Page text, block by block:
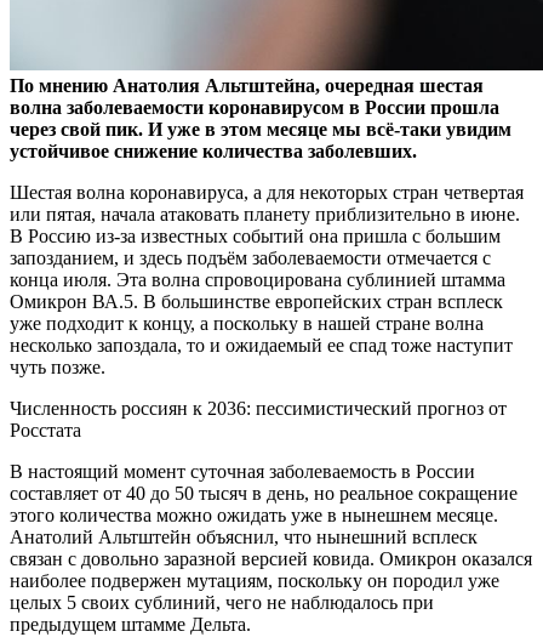
По мнению Анатолия Альтштейна, очередная шестая
волна заболеваемости коронавирусом в России прошла
через свой пик. И уже в этом месяце мы всё-таки увидим
устойчивое снижение количества заболевших.
Шестая волна коронавируса, а для некоторых стран четвертая
или пятая, начала атаковать планету приблизительно в июне.
В Россию из-за известных событий она пришла с большим
запозданием, и здесь подъём заболеваемости отмечается с
конца июля. Эта волна спровоцирована сублинией штамма
Омикрон ВА.5. В большинстве европейских стран всплеск
уже подходит к концу, а поскольку в нашей стране волна
несколько запоздала, то и ожидаемый ее спад тоже наступит
чуть позже.
Численность россиян к 2036: пессимистический прогноз от
Росстата
В настоящий момент суточная заболеваемость в России
составляет от 40 до 50 тысяч в день, но реальное сокращение
этого количества можно ожидать уже в нынешнем месяце.
Анатолий Альтштейн объяснил, что нынешний всплеск
связан с довольно заразной версией ковида. Омикрон оказался
наиболее подвержен мутациям, поскольку он породил уже
целых 5 своих сублиний, чего не наблюдалось при
предыдущем штамме Дельта.